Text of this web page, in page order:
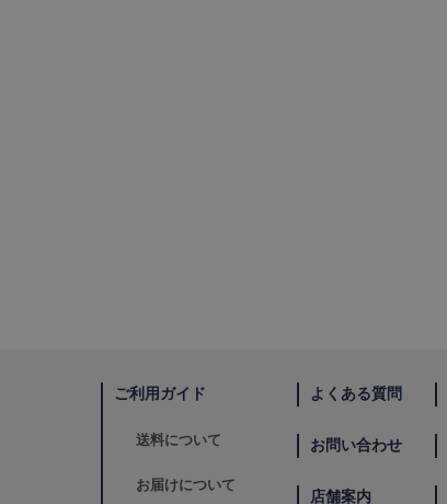
ご利用ガイド
送料について
お届けについて
よくある質問
お問い合わせ
店舗案内